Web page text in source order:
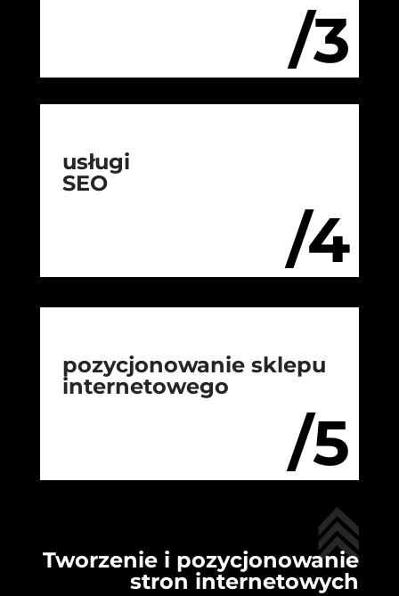
/3
/4
usługi
SEO
/5
pozycjonowanie sklepu
internetowego
Tworzenie i pozycjonowanie
stron internetowych